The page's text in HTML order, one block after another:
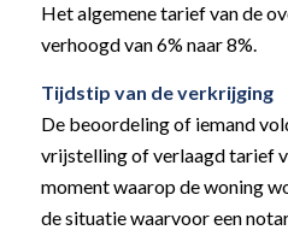
Het algemene tarief van de
verhoogd van 6% naar 8%.
Tijdstip van de verkrijging
De beoordeling of iemand
vrijstelling of verlaagd tarief
moment waarop de woning
de situatie waarvoor een